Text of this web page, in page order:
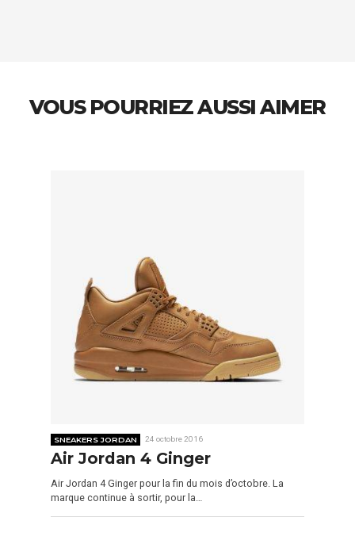
VOUS POURRIEZ AUSSI AIMER
SNEAKERS JORDAN 24 octobre 2016
Air Jordan 4 Ginger
Air Jordan 4 Ginger pour la fin du mois d’octobre. La
marque continue à sortir, pour la…